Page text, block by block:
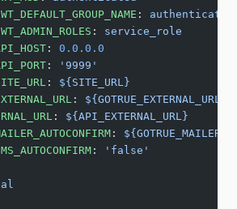
: authenticated
: service_role
: 0.0.0.0
:
'9999'
: ${SITE_URL}
: ${GOTRUE_EXTERNAL_URL}
: ${API_EXTERNAL_URL}
:
:
'false'